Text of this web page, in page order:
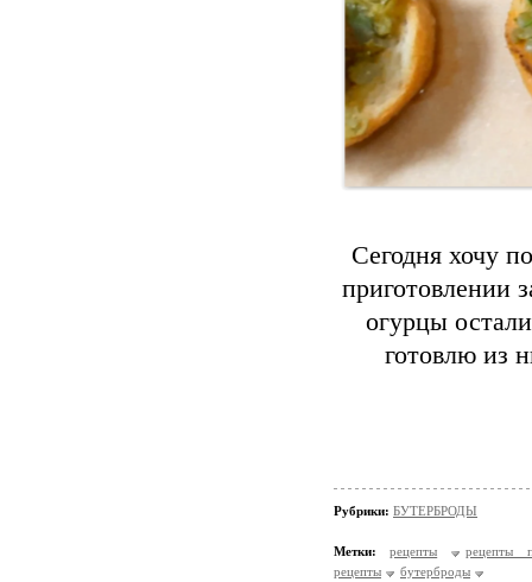
Сегодня хочу
приготовлении
огурцы
готовлю из
Рубрики: БУТЕРБРОДЫ
Метки: рецепты
рецепты
рецепты
бутерброды